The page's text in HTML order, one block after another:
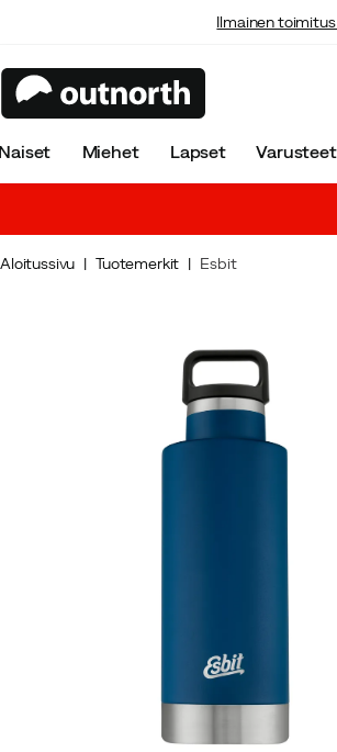
Ilmainen
Miehet Lapset Varusteet
Aloitussivu Tuotemerkit Esbit